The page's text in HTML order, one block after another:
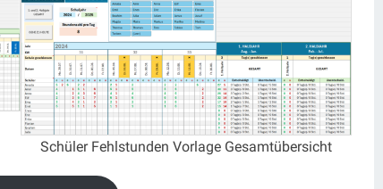
Schüler Fehlstunden Vorlage Gesamtübersicht